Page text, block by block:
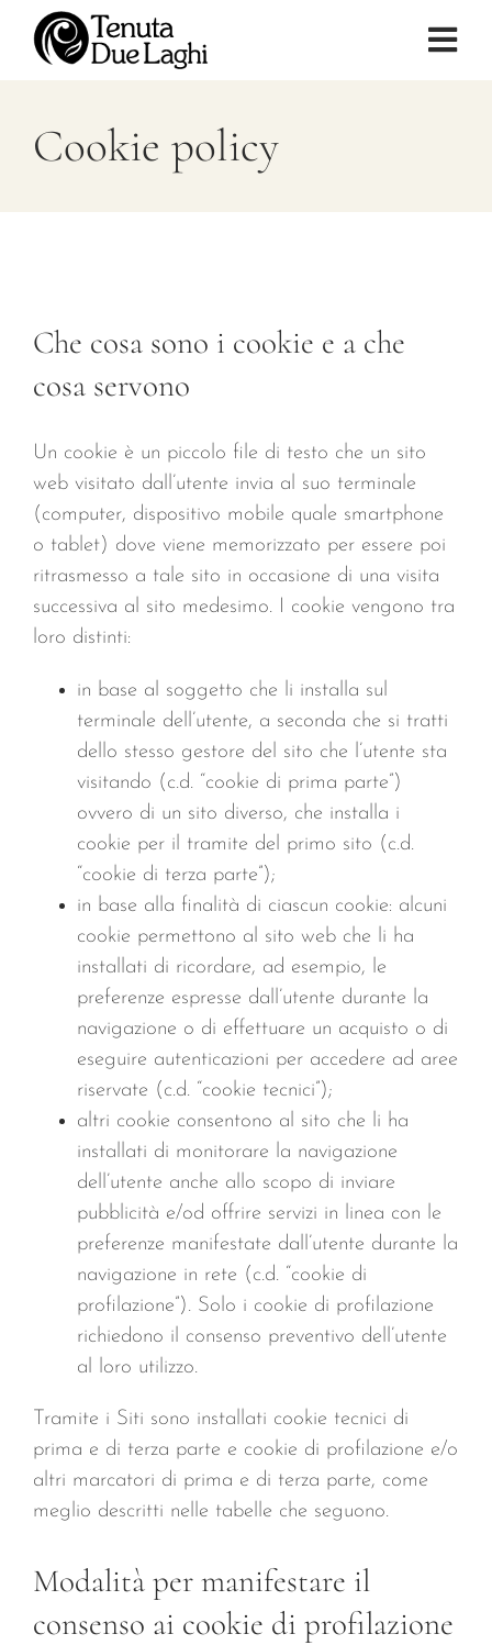
VILLA
EXPERIENCES AND ACTIVITIES
Cookie policy
Che cosa sono i cookie e a che
cosa servono
Un cookie è un piccolo file di testo che un sito
web visitato dall’utente invia al suo terminale
(computer, dispositivo mobile quale smartphone
o tablet) dove viene memorizzato per essere poi
ritrasmesso a tale sito in occasione di una visita
successiva al sito medesimo. I cookie vengono tra
loro distinti:
in base al soggetto che li installa sul
terminale dell’utente, a seconda che si tratti
dello stesso gestore del sito che l’utente sta
visitando (c.d. “cookie di prima parte”)
ovvero di un sito diverso, che installa i
cookie per il tramite del primo sito (c.d.
“cookie di terza parte”);
in base alla finalità di ciascun cookie: alcuni
cookie permettono al sito web che li ha
installati di ricordare, ad esempio, le
preferenze espresse dall’utente durante la
navigazione o di effettuare un acquisto o di
eseguire autenticazioni per accedere ad aree
riservate (c.d. “cookie tecnici”);
altri cookie consentono al sito che li ha
installati di monitorare la navigazione
dell’utente anche allo scopo di inviare
pubblicità e/od offrire servizi in linea con le
preferenze manifestate dall’utente durante la
navigazione in rete (c.d. “cookie di
profilazione”). Solo i cookie di profilazione
richiedono il consenso preventivo dell’utente
al loro utilizzo.
Tramite i Siti sono installati cookie tecnici di
prima e di terza parte e cookie di profilazione e/o
altri marcatori di prima e di terza parte, come
meglio descritti nelle tabelle che seguono.
Modalità per manifestare il
consenso ai cookie di profilazione